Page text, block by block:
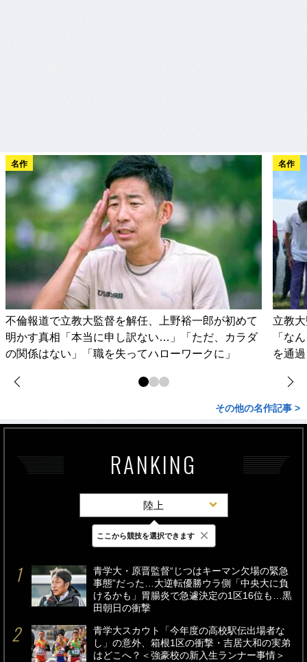
名作
不倫報道で立教大監督を解任、上野裕一郎が初めて
明かす真相「本当に申し訳ない…」「ただ、カラダ
の関係はない」「職を失ってハローワークに」
名作
立教
「な
を通
その他の名作記事 >
RANKING
陸上
最新 24時間 週間
青学大・原晋監督“じつはキーマン欠場の緊急
事態”だった…大逆転優勝ウラ側「中央大に負
けるかも」胃腸炎で急遽決定の1区16位も…黒
田朝日の衝撃
青学大スカウト「今年度の高校駅伝出場者な
し」の意外、箱根1区の衝撃・吉居大和の実弟
はどこへ？＜強豪校の新入生ランナー事情＞
ここから競技を選択できます ×